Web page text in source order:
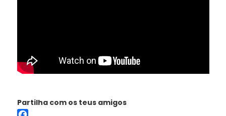
Partilha com os teus amigos